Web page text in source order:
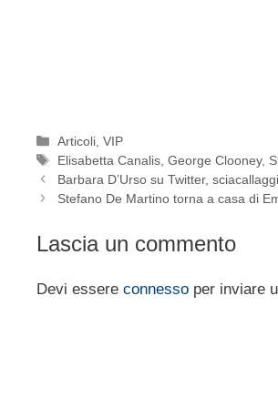
Categorie
Articoli ,VIP
Tag
Elisabetta Canalis ,George Clooney,
Barbara D’Urso su Twitter,
Stefano De Martino torna a casa di
Lascia un commento
Devi essere connesso per inviare